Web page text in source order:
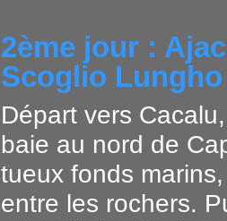
2ème jour :
Scoglio Lungho
Départ vers
baie au nord de
tueux fonds
entre les rochers.